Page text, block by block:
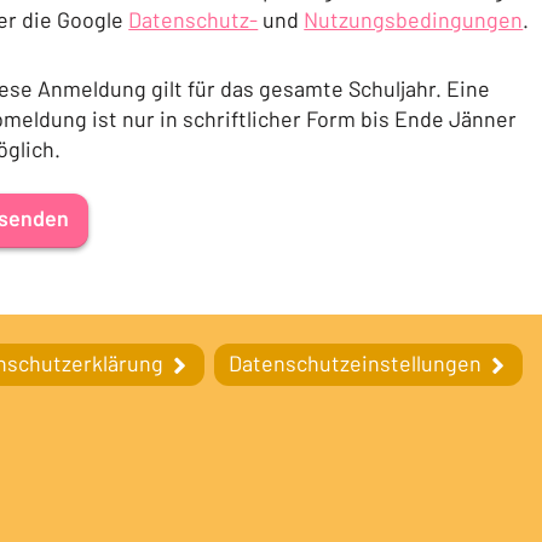
die Google Datenschutz- und Nutzungsbedingungen.
Anmeldung gilt für das gesamte Schuljahr. Eine
ist nur in schriftlicher Form bis Ende Jänner
Datenschutzeinstellungen